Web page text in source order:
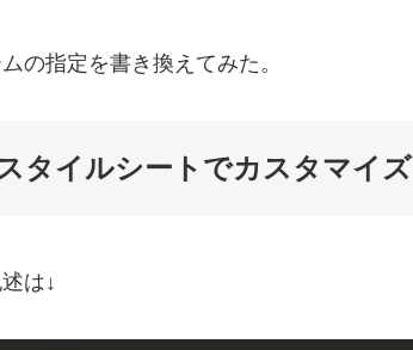
の指定を書き換えてみた。
タイルシートでカスタマイズ
は↓